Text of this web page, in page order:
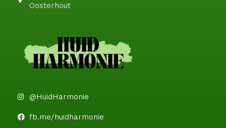
Oosterhout
@HuidHarmonie
fb.me/huidharmonie